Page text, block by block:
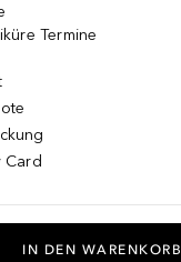
Termine
Card
IN DEN WARENKORB